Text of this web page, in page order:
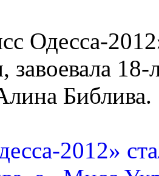
Одесса-
18-
Библива.